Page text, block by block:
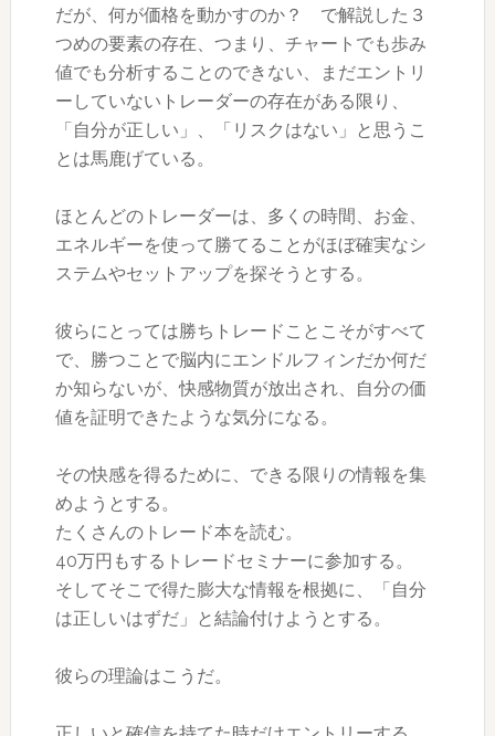
だが、何が価格を動かすのか？ で解説した３
つめの要素の存在、つまり、チャートでも歩み
値でも分析することのできない、
まだエントリ
ーしていないトレーダーの存在がある限り、
「自分が正しい」、「リスクはない」と思うこ
とは馬鹿げている。
ほとんどのトレーダーは、多くの時間、お金、
エネルギーを使って勝てることがほぼ確実なシ
ステムやセットアップを探そうとする。
彼らにとっては勝ちトレードことこそがすべて
で、勝つことで脳内にエンドルフィンだか何だ
か知らないが、快感物質が放出され、自分の価
値を証明できたような気分になる。
その快感を得るために、できる限りの情報を集
めようとする。
たくさんのトレード本を読む。
40万円もするトレードセミナーに参加する。
そしてそこで得た膨大な情報を根拠に、「自分
は正しいはずだ」と結論付けようとする。
彼らの理論はこうだ。